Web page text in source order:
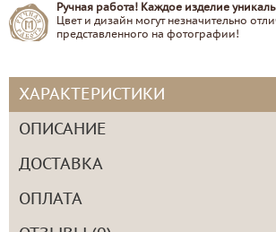
Ручная работа! Каждое изделие
Цвет и дизайн могут незначительно
представленного на фотографии!
ХАРАКТЕРИСТИКИ
ОПИСАНИЕ
ДОСТАВКА
ОПЛАТА